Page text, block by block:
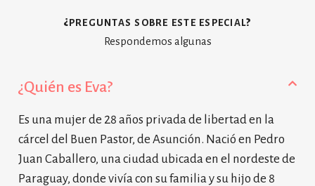
¿preguntas sobre este especial?
Respondemos algunas
¿Quién es Eva?
Es una mujer de 28 años privada de libertad en la
cárcel del Buen Pastor, de Asunción. Nació en Pedro
Juan Caballero, una ciudad ubicada en el nordeste de
Paraguay, donde vivía con su familia y su hijo de 8